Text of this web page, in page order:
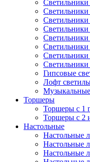
Светильники
Светильники
Светильники
Гипсовые
Лофт
Торшеры
Торшеры с 1
Торшеры с 2
Настольные
Настольные
Настольные
Настольные